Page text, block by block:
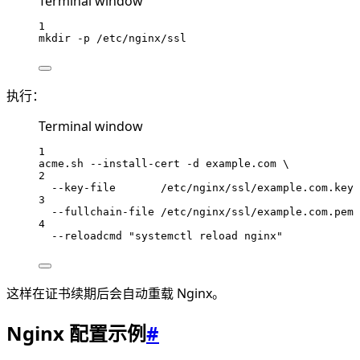
1
mkdir
-p /etc/nginx/ssl
执行：
Terminal window
1
acme.sh
--install-cert -d example.com \
2
--key-file
/etc/nginx/ssl/example.com.key
3
--fullchain-file
/etc/nginx/ssl/example.com.pem
4
--reloadcmd
"systemctl reload nginx"
这样在证书续期后会自动重载 Nginx。
Nginx 配置示例#